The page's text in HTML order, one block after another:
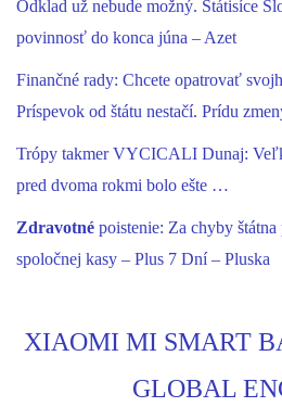
Odklad už nebude možný. Státisíce
povinnosť do konca júna – Azet
Finančné rady: Chcete opatrovať
Príspevok od štátu nestačí. Prídu
Trópy takmer VYCICALI Dunaj:
pred dvoma rokmi bolo ešte …
Zdravotné poistenie: Za chyby
spoločnej kasy – Plus 7 Dní – Pluska
XIAOMI MI SMART
GLOBAL